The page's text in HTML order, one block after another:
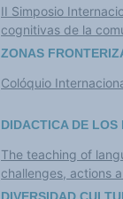
II Simposio
cognitivas de la
ZONAS
Colóquio
DIDACTICA DE LOS
The teaching of
challenges, actions